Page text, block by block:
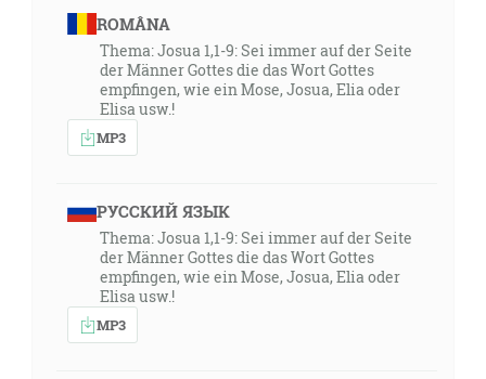
ROMÂNA
Thema: Josua 1,1-9: Sei immer auf der Seite
der Männer Gottes die das Wort Gottes
empfingen, wie ein Mose, Josua, Elia oder
Elisa usw.!
MP3
РУССКИЙ ЯЗЫК
Thema: Josua 1,1-9: Sei immer auf der Seite
der Männer Gottes die das Wort Gottes
empfingen, wie ein Mose, Josua, Elia oder
Elisa usw.!
MP3